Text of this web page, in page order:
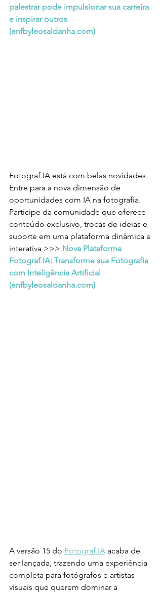
palestrar pode impulsionar sua carreira
e inspirar outros
(enfbyleosaldanha.com)
Fotograf.IA está com belas novidades.
Entre para a nova dimensão de
oportunidades com IA na fotografia.
Participe da comunidade que oferece
conteúdo exclusivo, trocas de ideias e
suporte em uma plataforma dinâmica e
interativa >>> Nova Plataforma
Fotograf.IA: Transforme sua Fotografia
com Inteligência Artificial
(enfbyleosaldanha.com)
A versão 15 do Fotograf.IA acaba de
ser lançada, trazendo uma experiência
completa para fotógrafos e artistas
visuais que querem dominar a